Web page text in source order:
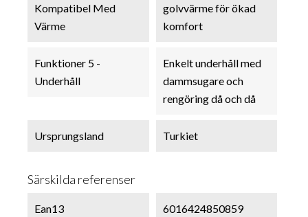
Kompatibel Med
Värme
golvvärme för ökad
komfort
Funktioner 5 -
Underhåll
Enkelt underhåll med
dammsugare och
rengöring då och då
Ursprungsland Turkiet
Särskilda referenser
Ean13 6016424850859